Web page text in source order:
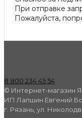
При отправке
Пожалуйста,
8 800 234 45 54
© Интернет-магазин
ИП Лапшин Евгений
г. Рязань, ул.